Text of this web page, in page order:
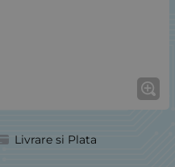
Livrare si Plata